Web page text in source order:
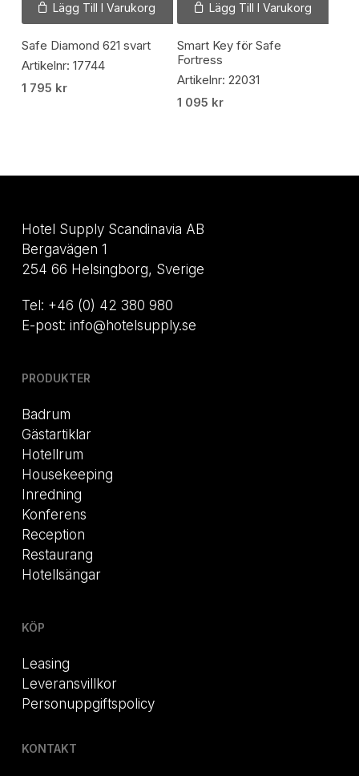
Lägg Till I Varukorg
Safe Diamond 621 svart
Artikelnr: 17744
1 795 kr
Lägg Till I Varukorg
Smart Key för Safe
Fortress
Artikelnr: 22031
1 095 kr
Hotel Supply Scandinavia AB
Bergavägen 1
254 66 Helsingborg, Sverige
Tel: +46 (0) 42 380 980
E-post: info@hotelsupply.se
PRODUKTER
Badrum
Gästartiklar
Hotellrum
Housekeeping
Inredning
Konferens
Reception
Restaurang
Hotellsängar
KÖP
Leasing
Leveransvillkor
Personuppgiftspolicy
KONTAKT